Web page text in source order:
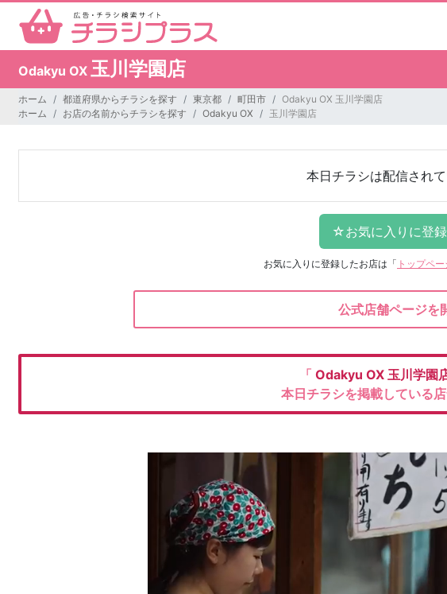
Odakyu OX 玉川学園店
ホーム 都道府県からチラシを探す 東京都 町田市
Odakyu OX 玉川学園店
ホーム
お店の名前からチラシを探す Odakyu OX 玉川学園店
本日チラシは配信され
お気に入りに登録したお店は 「 トップペー
公式店舗ページを
「 Odakyu OX 玉川学園
本日チラシを掲載している